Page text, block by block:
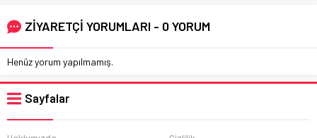
ZİYARETÇİ YORUMLARI - 0 YORUM
Henüz yorum yapılmamış.
Sayfalar